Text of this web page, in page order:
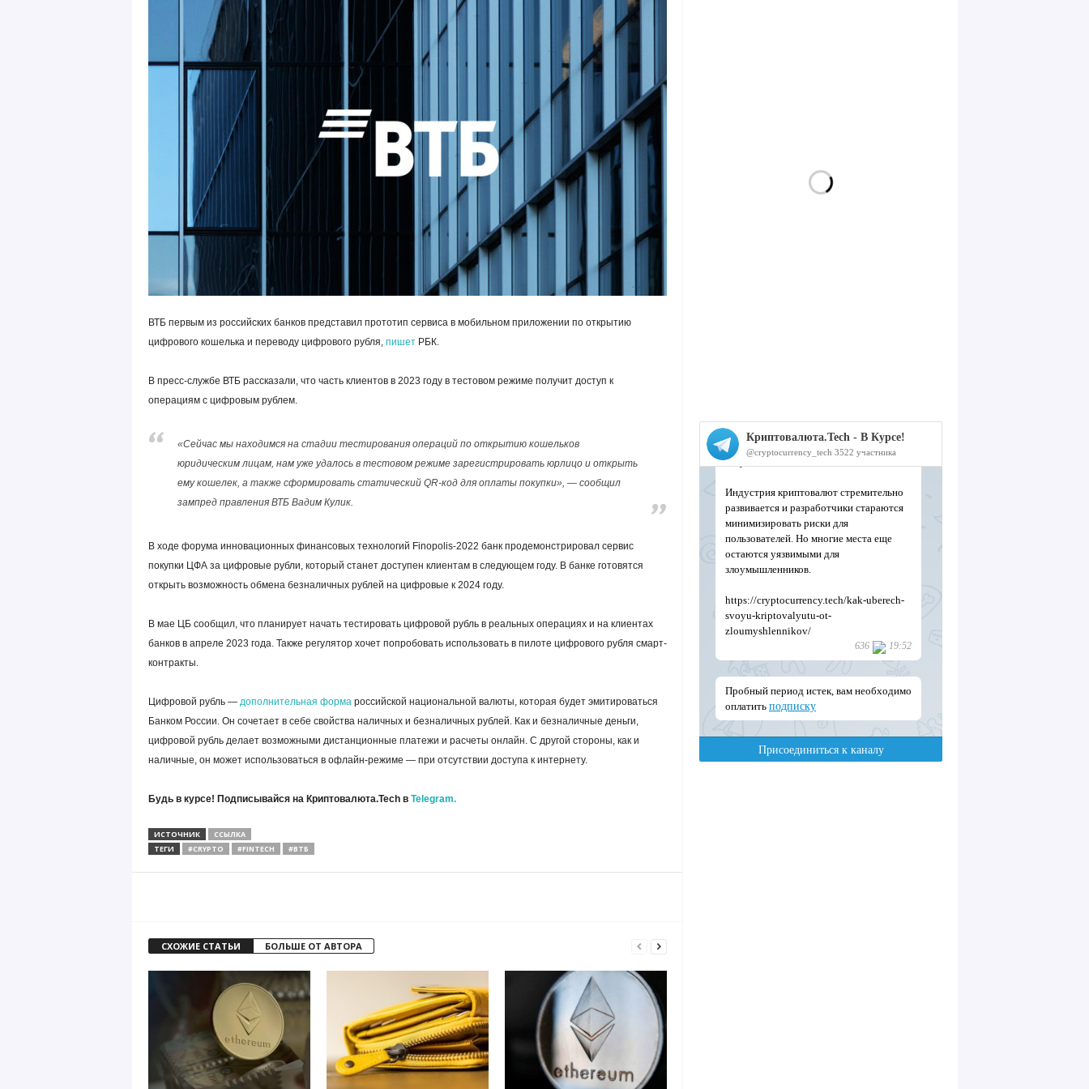
ВТБ первым из российских банков представил прототип сервиса в мобильном приложении по открытию
цифрового кошелька и переводу цифрового рубля, пишетРБК.
В пресс-службе ВТБ рассказали, что часть клиентов в 2023 году в тестовом режиме получит доступ к
операциям с цифровым рублем.
«Сейчас мы находимся на стадии тестирования операций по открытию кошельков
юридическим лицам, нам уже удалось в тестовом режиме зарегистрировать юрлицо и открыть
ему кошелек, а также сформировать статический QR-код для оплаты покупки», — сообщил
зампред правления ВТБ Вадим Кулик.
В ходе форума инновационных финансовых технологий Finopolis-2022 банк продемонстрировал сервис
покупки ЦФА за цифровые рубли, который станет доступен клиентам в следующем году. В банке готовятся
открыть возможность обмена безналичных рублей на цифровые к 2024 году.
В мае ЦБ сообщил, что планирует начать тестировать цифровой рубль в реальных операциях и на клиентах
банков в апреле 2023 года. Также регулятор хочет попробовать использовать в пилоте цифрового рубля смарт-
контракты.
Цифровой рубль — дополнительная формароссийской национальной валюты, которая будет эмитироваться
Банком России. Он сочетает в себе свойства наличных и безналичных рублей. Как и безналичные деньги,
цифровой рубль делает возможными дистанционные платежи и расчеты онлайн. С другой стороны, как и
наличные, он может использоваться в офлайн-режиме — при отсутствии доступа к интернету.
Будь в курсе! Подписывайся на Криптовалюта.Tech в Telegram.
ИСТОЧНИК
ССЫЛКА
ТЕГИ
#CRYPTO #FINTECH #ВТБ
СХОЖИЕ СТАТЬИ БОЛЬШЕ ОТ АВТОРА